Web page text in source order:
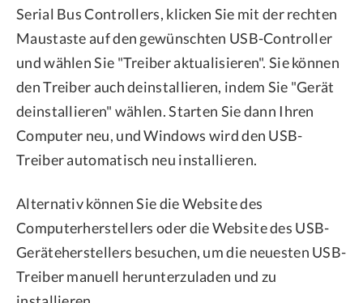
Serial Bus Controllers, klicken Sie mit der rechten
Maustaste auf den gewünschten USB-Controller
und wählen Sie "Treiber aktualisieren". Sie können
den Treiber auch deinstallieren, indem Sie "Gerät
deinstallieren" wählen. Starten Sie dann Ihren
Computer neu, und Windows wird den USB-
Treiber automatisch neu installieren.
Alternativ können Sie die Website des
Computerherstellers oder die Website des USB-
Geräteherstellers besuchen, um die neuesten USB-
Treiber manuell herunterzuladen und zu